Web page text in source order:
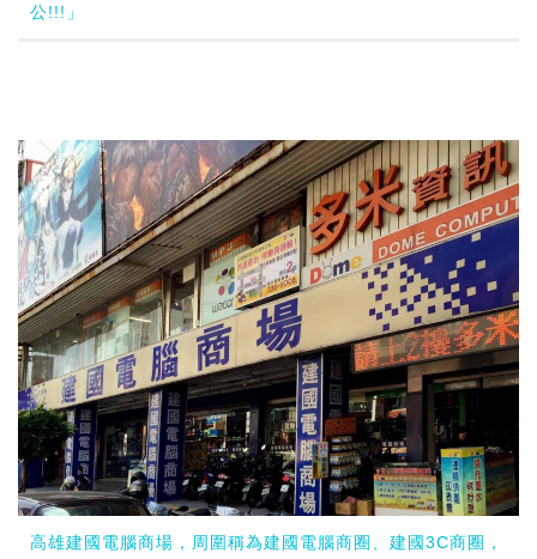
公!!!」
高雄建國電腦商場，周圍稱為建國電腦商圈、建國3C商圈，